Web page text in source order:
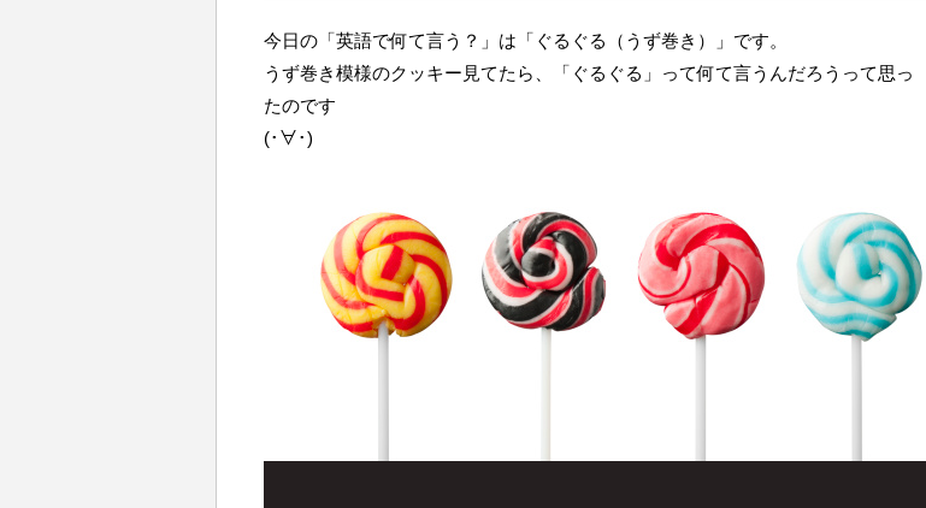
今日の「英語で何て言う？」は「ぐるぐる（うず巻き）」です。
うず巻き模様のクッキー見てたら、「ぐるぐる」って何て言うんだろうって思っ
たのです
(･∀･)